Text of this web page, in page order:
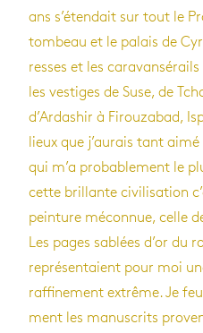
ans s’éten­dait sur tout le
tom­beau et le palais de
resses et les
les ves­tiges de Suse, de
d’Ar­da­shir à Firou­za­bad,
lieux que j’au­rais tant
qui m’a pro­ba­ble­ment le
cette brillante civi­li­sa­tion
pein­ture mécon­nue, celle
Les pages sablées d’or
repré­sen­taient pour moi
raf­fi­ne­ment extrême. Je
ment les manus­crits